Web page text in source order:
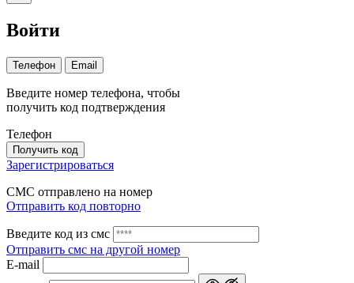
Войти
Телефон Email
Введите номер телефона, чтобы
получить код подтверждения
Телефон
Получить код
Зарегистрироваться
СМС отправлено на номер
Отправить код повторно
Введите код из смс
Отправить смс на другой номер
Е-mail